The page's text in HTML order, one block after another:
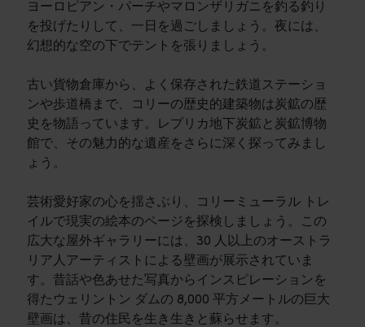
ヨーロピアン・パーチやマロンザリガニを釣る釣り
を投げたりして、一日を過ごしましょう。夜には、
幻想的な空の下でテントを張りましょう。
古い貨物倉庫から、よく保存された鉄道ステーショ
ンや歩道橋まで、コリーの歴史的建築物は炭鉱の歴
史を物語っています。レプリカ地下炭鉱と炭鉱博物
館で、その魅力的な遺産をさらに深く探ってみまし
ょう。
芸術愛好家の心を揺さぶり、コリーミューラル トレ
イルで現実の絵本のページを探検しましょう。この
広大な屋外ギャラリーには、30 人以上のオーストラ
リア人アーティストによる壁画が展示されていま
す。昔話や色あせた写真からインスピレーションを
得たウェリントン ダムの 8,000 平方メートルの巨大
壁画は、昔の住民を生き生きと蘇らせます。